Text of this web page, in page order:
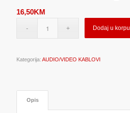
16,50KM
Dodaj u korpu
Kategorija: AUDIO/VIDEO KABLOVI
Opis